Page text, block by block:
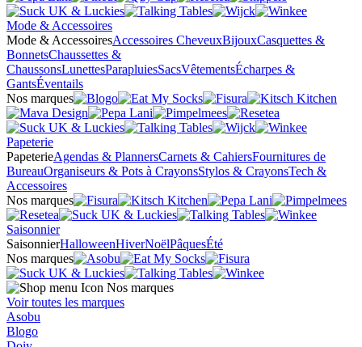
Mode & Accessoires
Mode & AccessoiresAccessoires CheveuxBijouxCasquettes &
BonnetsChaussettes &
ChaussonsLunettesParapluiesSacsVêtementsÉcharpes &
GantsÉventails
Nos marques
Papeterie
PapeterieAgendas & PlannersCarnets & CahiersFournitures de
BureauOrganiseurs & Pots à CrayonsStylos & CrayonsTech &
Accessoires
Nos marques
Saisonnier
SaisonnierHalloweenHiverNoëlPâquesÉté
Nos marques
Nos marques
Voir toutes les marques
Asobu
Blogo